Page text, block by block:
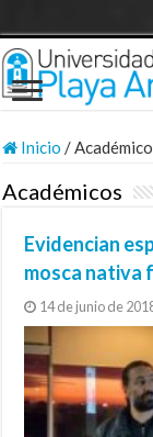
Inicio /
Académicos
Evidencian
mosca nativa
14 de junio de